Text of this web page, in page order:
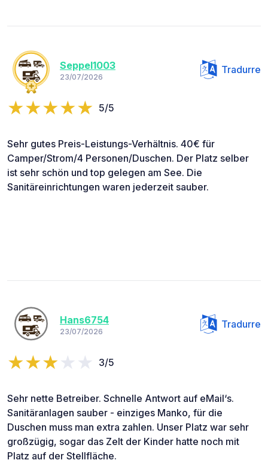
Seppel1003
23/07/2026
Tradurre
5/5
Sehr gutes Preis-Leistungs-Verhältnis. 40€ für
Camper/Strom/4 Personen/Duschen. Der Platz selber
ist sehr schön und top gelegen am See. Die
Sanitäreinrichtungen waren jederzeit sauber.
Hans6754
23/07/2026
Tradurre
3/5
Sehr nette Betreiber. Schnelle Antwort auf eMail‘s.
Sanitäranlagen sauber - einziges Manko, für die
Duschen muss man extra zahlen. Unser Platz war sehr
großzügig, sogar das Zelt der Kinder hatte noch mit
Platz auf der Stellfläche.